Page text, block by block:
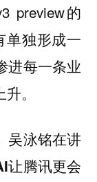
preview的
单独形成一
进每一条业
。
吴泳铭在讲
让腾讯更会